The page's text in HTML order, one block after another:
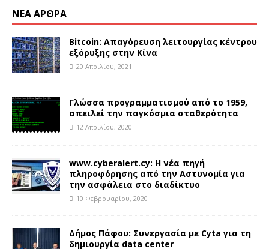
ΝΈΑ ΆΡΘΡΑ
Bitcoin: Απαγόρευση λειτουργίας κέντρου
εξόρυξης στην Κίνα
20 Απριλίου, 2021
Γλώσσα προγραμματισμού από το 1959,
απειλεί την παγκόσμια σταθερότητα
12 Απριλίου, 2020
www.cyberalert.cy: Η νέα πηγή
πληροφόρησης από την Αστυνομία για
την ασφάλεια στο διαδίκτυο
10 Φεβρουαρίου, 2020
Δήμος Πάφου: Συνεργασία με Cyta για τη
δημιουργία data center